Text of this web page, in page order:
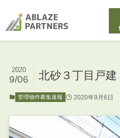
北砂３丁目戸
2020
9/06
管理物件募集速報 2020年9月6日